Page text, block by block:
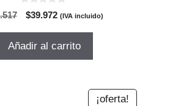
El
original
$39.972El
actual
(IVA incluido)
Añadir al carrito
¡oferta!